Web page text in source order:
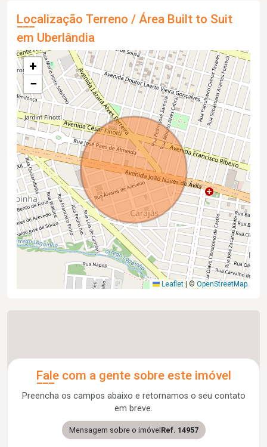
Localização Terreno / Área Built to Suit
em Uberlândia
+
−
Leaflet ©OpenStreetMap
Fale com a gente sobre este imóvel
Preencha os campos abaixo e retornamos o seu contato
em breve.
Mensagem sobre o imóvel Ref. 14957